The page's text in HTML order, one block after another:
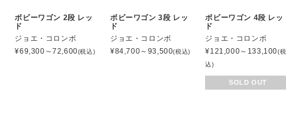
ボビーワゴン 2段 レッ
ド
ジョエ・コロンボ
¥69,300～72,600(税込)
ボビーワゴン 3段 レッ
ド
ジョエ・コロンボ
¥84,700～93,500(税込)
ボビーワゴン 4段 レッ
ド
ジョエ・コロンボ
¥121,000～133,100(税
込)
SOLD OUT